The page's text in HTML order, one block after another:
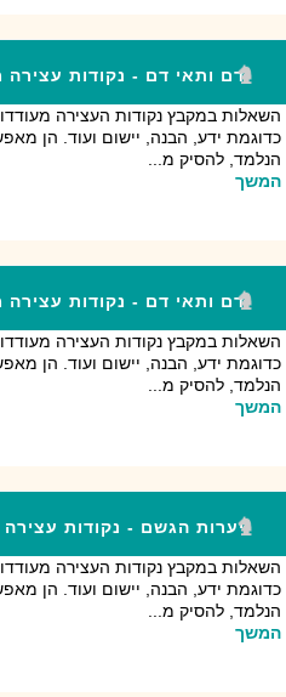
דם ותאי דם - נקודות עצירה
השאלות במקבץ נקודות העצירה
כדוגמת ידע, הבנה, יישום ועוד. הן
הנלמד, להסיק מ...
המשך
דם ותאי דם - נקודות עצירה
השאלות במקבץ נקודות העצירה
כדוגמת ידע, הבנה, יישום ועוד. הן
הנלמד, להסיק מ...
המשך
יערות הגשם - נקודות עצירה
השאלות במקבץ נקודות העצירה
כדוגמת ידע, הבנה, יישום ועוד. הן
הנלמד, להסיק מ...
המשך